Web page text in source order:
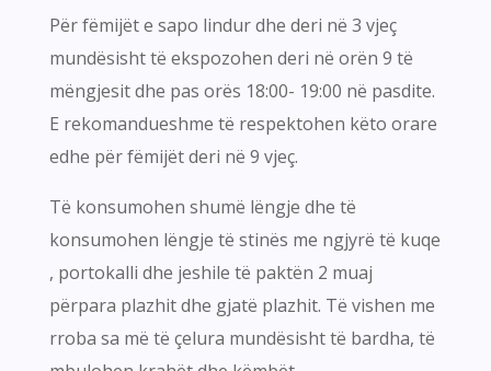
Për fëmijët e sapo lindur dhe deri në 3 vjeç
mundësisht të ekspozohen deri në orën 9 të
mëngjesit dhe pas orës 18:00- 19:00 në pasdite.
E rekomandueshme të respektohen këto orare
edhe për fëmijët deri në 9 vjeç.
Të konsumohen shumë lëngje dhe të
konsumohen lëngje të stinës me ngjyrë të kuqe
, portokalli dhe jeshile të paktën 2 muaj
përpara plazhit dhe gjatë plazhit. Të vishen me
rroba sa më të çelura mundësisht të bardha, të